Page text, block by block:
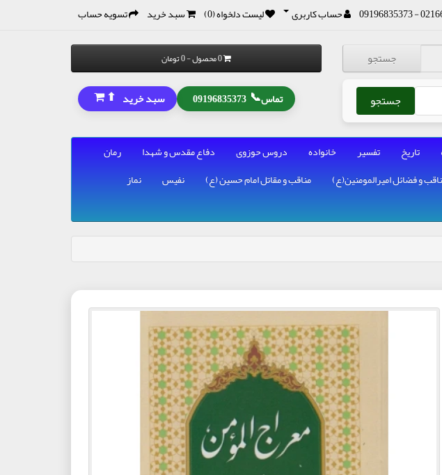
حساب کاربری لیست دلخواه (0) سبد خرید تسویه حساب
جستجو
جستجو
0 محصول - 0 تومان
تماس📞
09196835373 سبد خرید ⬆
تاریخ تفسیر خانواده دروس حوزوی دفاع مقدس و شهدا
رمان
و فضائل امیرالمومنین(ع) مناقب و مقاتل امام حسین (ع) نفیس
نماز